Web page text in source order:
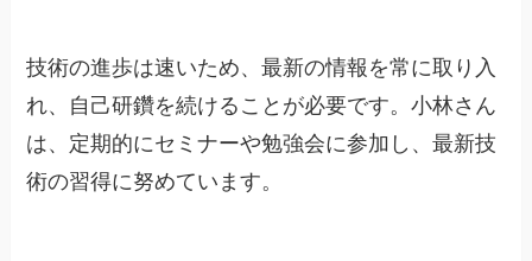
技術の進歩は速いため、最新の情報を常に取り入
れ、自己研鑽を続けることが必要です。小林さん
は、定期的にセミナーや勉強会に参加し、最新技
術の習得に努めています。